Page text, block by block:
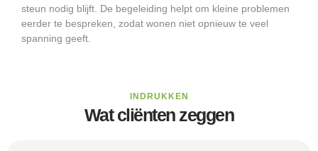
steun nodig blijft. De begeleiding helpt om kleine problemen
eerder te bespreken, zodat wonen niet opnieuw te veel
spanning geeft.
INDRUKKEN
Wat cliënten zeggen